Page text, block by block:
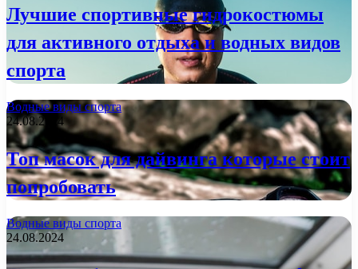
Лучшие спортивные гидрокостюмы
для активного отдыха и водных видов
спорта
Водные виды спорта
24.08.2024
Топ масок для дайвинга которые стоит
попробовать
Водные виды спорта
24.08.2024